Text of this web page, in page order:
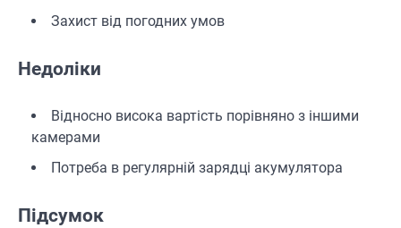
Захист від погодних умов
Недоліки
Відносно висока вартість порівняно з іншими
камерами
Потреба в регулярній зарядці акумулятора
Підсумок